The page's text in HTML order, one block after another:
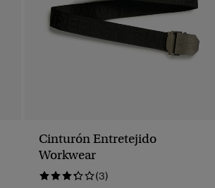
Cinturón Entretejido
Workwear
(3)